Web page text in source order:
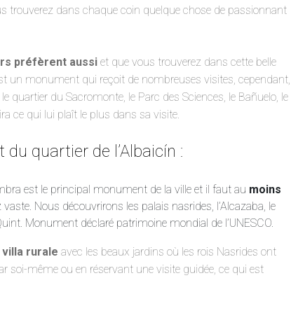
trouverez dans chaque coin quelque chose de passionnant
préfèrent aussi et que vous trouverez dans cette belle
un monument qui reçoit de nombreuses visites, cependant,
quartier du Sacromonte, le Parc des Sciences, le Bañuelo, le
ce qui lui plaît le plus dans sa visite.
quartier de l’Albaicín :
est le principal monument de la ville et il faut au moins
Nous découvrirons les palais nasrides, l’Alcazaba, le
Monument déclaré patrimoine mondial de l’UNESCO.
rurale avec les beaux jardins où les rois Nasrides ont
soi-même ou en réservant une visite guidée, ce qui est